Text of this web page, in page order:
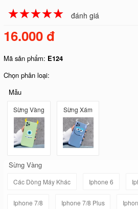
☆☆☆☆☆
★★★★★ đánh giá
16.000 đ
Mã sản phẩm: E124
Chọn phân loại:
Mẫu
Sừng Vàng Sừng Xám
Sừng Vàng
Các Dòng Máy Khác Iphone 6
Iphone 7/8 Iphone 7/8 Plus